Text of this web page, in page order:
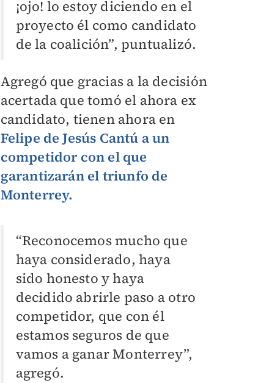
¡ojo! lo estoy diciendo en el
proyecto él como candidato
de la coalición”, puntualizó.
Agregó que gracias a la decisión
acertada que tomó el ahora ex
candidato, tienen ahora en
Felipe de Jesús Cantú a un
competidor con el que
garantizarán el triunfo de
Monterrey.
“Reconocemos mucho que
haya considerado, haya
sido honesto y haya
decidido abrirle paso a otro
competidor, que con él
estamos seguros de que
vamos a ganar Monterrey”,
agregó.